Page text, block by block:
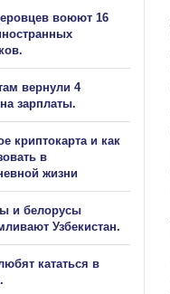
воюют 16
вернули 4
зарплаты.
криптокарта и как
в
жизни
и белорусы
Узбекистан.
кататься в